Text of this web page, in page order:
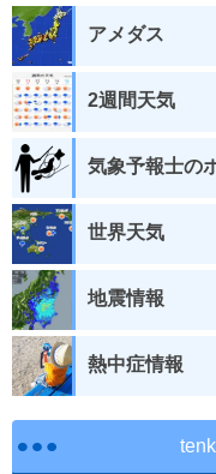
アメダス
2週間天気
気象予報士の
世界天気
地震情報
熱中症情報